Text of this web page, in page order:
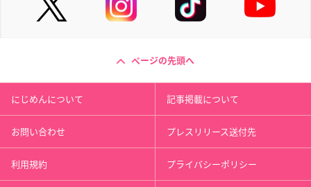
ページの先頭へ
にじめんについて 記事掲載について
お問い合わせ プレスリリース送付先
利用規約 プライバシーポリシー